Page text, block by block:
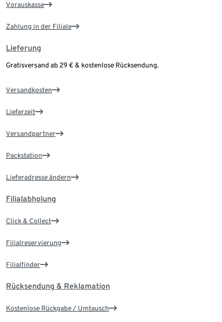
Vorauskasse
Zahlung in der Filiale
Lieferung
Gratisversand ab 29 € & kostenlose Rücksendung.
Versandkosten
Lieferzeit
Versandpartner
Packstation
Lieferadresse ändern
Filialabholung
Click & Collect
Filialreservierung
Filialfinder
Rücksendung & Reklamation
Kostenlose Rückgabe / Umtausch